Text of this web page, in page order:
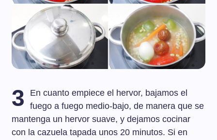
3
En cuanto empiece el hervor, bajamos el
fuego a fuego medio-bajo, de manera que se
mantenga un hervor suave, y dejamos cocinar
con la cazuela tapada unos 20 minutos. Si en